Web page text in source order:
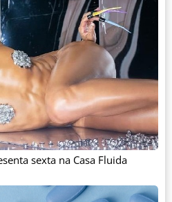
sexta na Casa Fluida